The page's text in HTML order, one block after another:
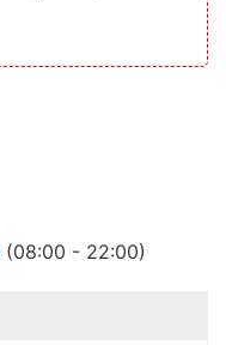
(08:00 - 22:00)